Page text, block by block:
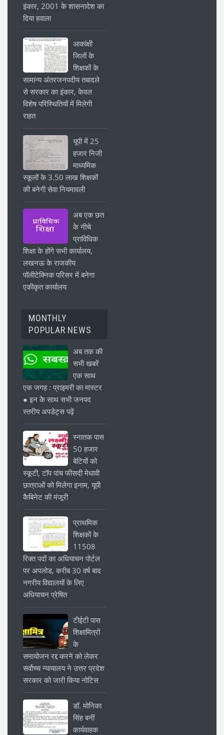
इंकार, 2001 के शासनादेश का
दिया हवाला
आकांक्षी
जिलों के
शिक्षकों के
सामान्य अंतरजनपदीय तबादले
से सरकार का इंकार, केवल
विशेष परिस्थितियों में मिलेगी
राहत
यूपी में 25
हजार निजी
माध्यमिक
स्कूलों के 3.50 लाख शिक्षकों
की बनेगी सेवा नियमावली
अब एक छत
के नीचे
प्राविधिक
शिक्षा के होंगे सभी कार्यालय,
लखनऊ के राजकीय
पॉलीटेक्निक परिसर में बनेगा
एकीकृत कार्यालय
MONTHLY
POPULAR NEWS
अब तक की
सभी खबरें
एक साथ
एक जगह : प्राइमरी का मास्टर
● इन के साथ सभी जनपद
स्तरीय अपडेट्स पढ़ें
स्नातक पास
50 हजार
बेटियों को
स्कूटी, टॉप पांच फीसदी मेधावी
छात्राओं को मिलेगा इनाम, यूपी
कैबिनेट की मंजूरी
प्राथमिक
शिक्षकों के
11508
रिक्त पदों का अधियाचन पोर्टल
पर अपलोड, करीब 30 वर्ष बाद
नगरीय विद्यालयों के लिए
अधियाचन प्रेषित
टीईटी पास
शिक्षामित्रों
के
समायोजन रद्द करने को लेकर
सर्वोच्च न्यायालय ने उत्तर प्रदेश
सरकार को जारी किया नोटिस
डॉ. मोनिका
सिंह बनीं
कार्यवाहक